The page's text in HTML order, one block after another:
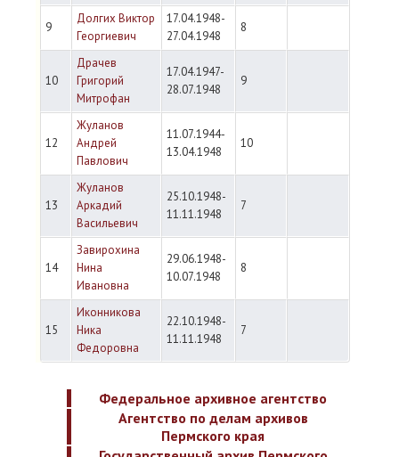
9
Долгих Виктор
Георгиевич
17.04.1948-
27.04.1948
8
10
Драчев
Григорий
Митрофан
17.04.1947-
28.07.1948
9
12
Жуланов
Андрей
Павлович
11.07.1944-
13.04.1948
10
13
Жуланов
Аркадий
Васильевич
25.10.1948-
11.11.1948
7
14
Завирохина
Нина
Ивановна
29.06.1948-
10.07.1948
8
15
Иконникова
Ника
Федоровна
22.10.1948-
11.11.1948
7
Федеральное архивное агентство
Агентство по делам архивов
Пермского края